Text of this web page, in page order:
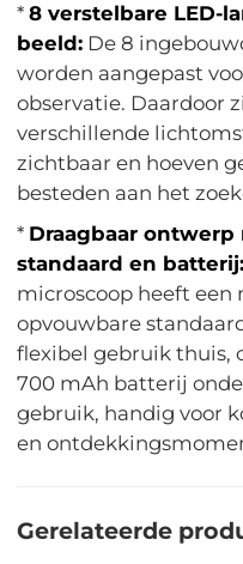
*8 verstelbare LED-
beeld: De 8
worden aangepast
observatie. Daardoor
verschillende
zichtbaar en hoeven
besteden aan het
* Draagbaar
standaard en batterij:
microscoop heeft
opvouwbare
flexibel gebruik thuis,
700 mAh batterij
gebruik, handig voor
en
Gerelateerde